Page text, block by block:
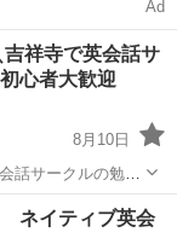
Ad
祥寺で英会話サ
心者大歓迎
8月10日
話サークルの勉強
くの方が集まる英
。 500円で2時間た
ル
ネイティブ英会